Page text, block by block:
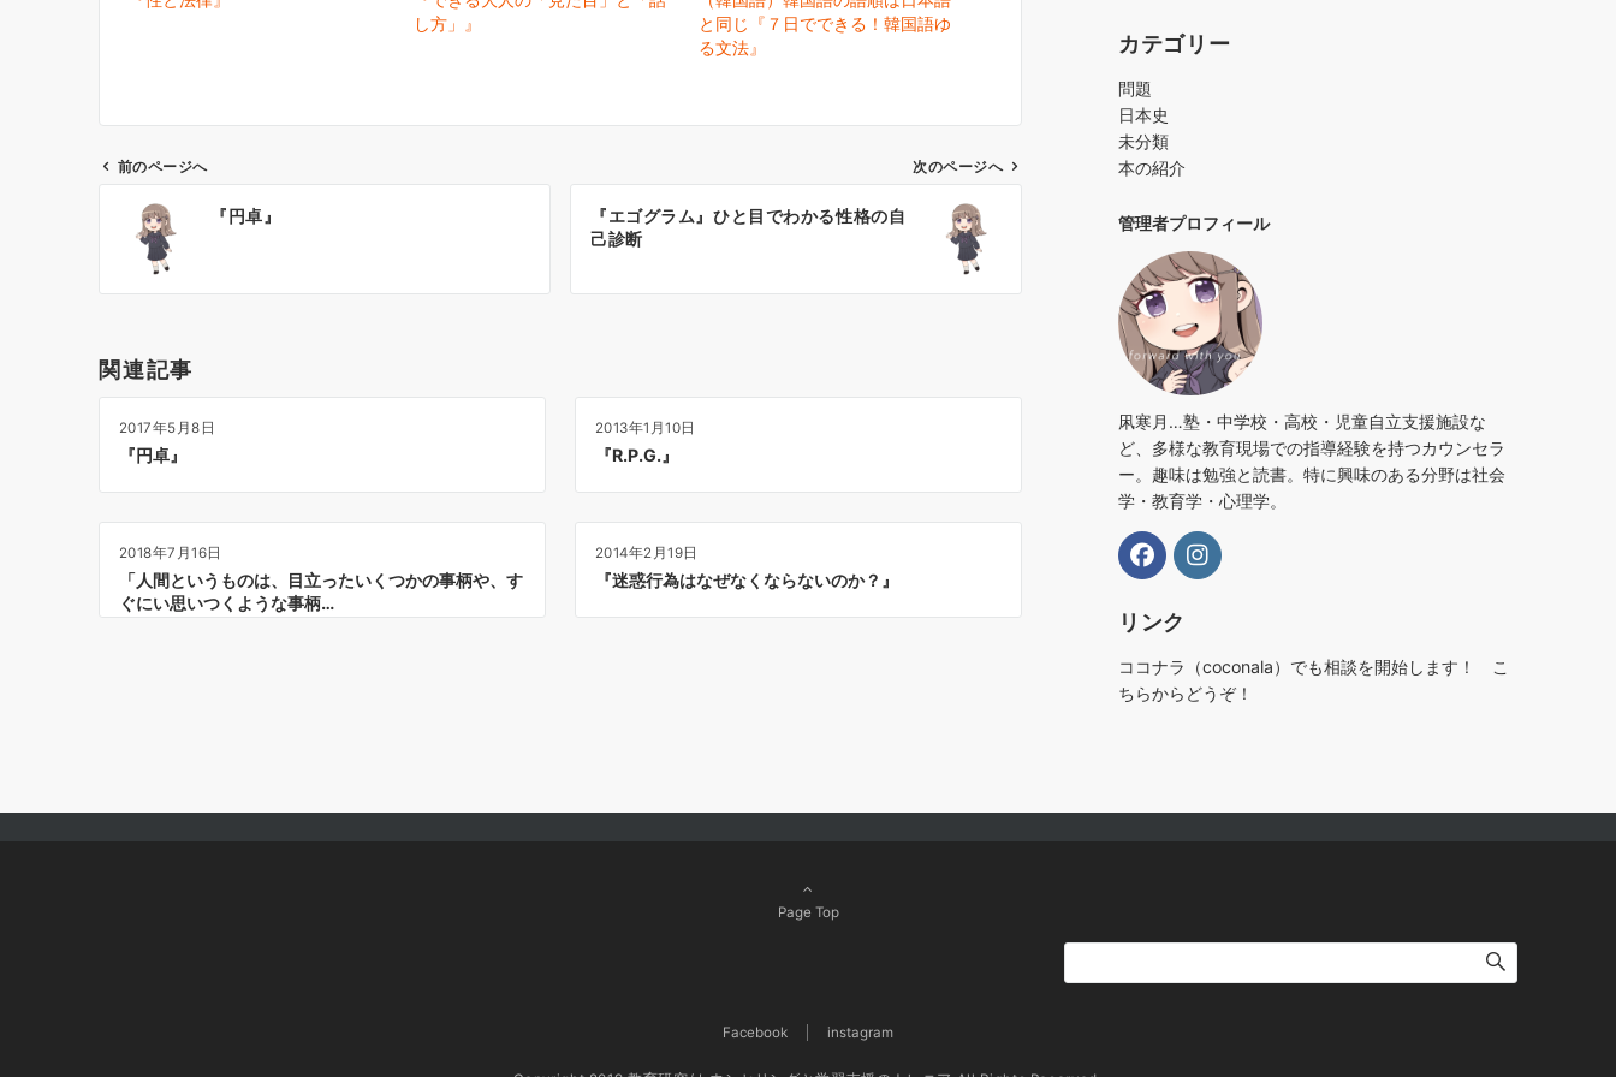
し方」』
と同じ『７日でできる！韓国語ゆ
る文法』
シ
前のページへ
『円卓』
次のページへ
『エゴグラム』ひと目でわかる性格の自
己診断
関連記事
2017年5月8日
『円卓』
2013年1月10日
『R.P.G.』
2018年7月16日
「人間というものは、目立ったいくつかの事柄や、す
ぐにい思いつくような事柄…
2014年2月19日
『迷惑行為はなぜなくならないのか？』
カテゴリー
問題
日本史
未分類
本の紹介
管理者プロフィール
凩寒月…塾・中学校・高校・児童自立支援施設な
ど、多様な教育現場での指導経験を持つカウンセラ
ー。趣味は勉強と読書。特に興味のある分野は社会
学・教育学・心理学。
リンク
ココナラ（coconala）でも相談を開始します！ こ
ちらからどうぞ！
Page Top
Facebook instagram